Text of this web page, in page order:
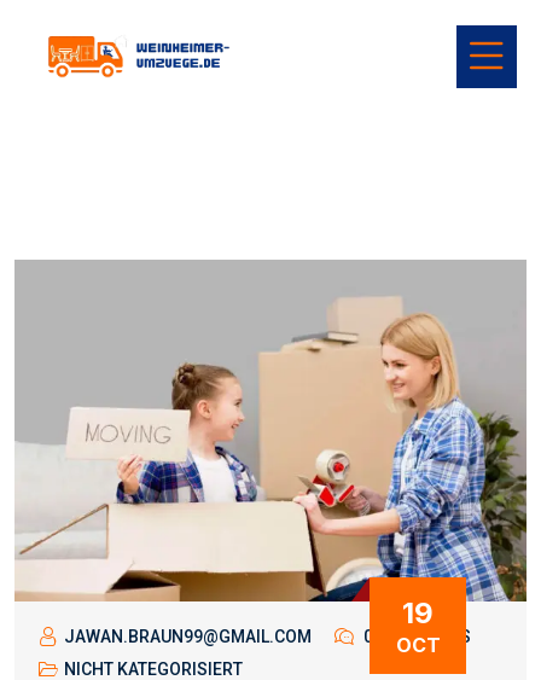
19
OCT
JAWAN.BRAUN99@GMAIL.COM
0 COMMENTS
NICHT KATEGORISIERT